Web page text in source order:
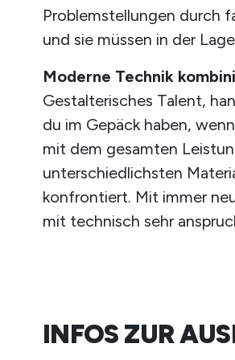
Problemstellungen durch
und sie müssen in der
Moderne Technik
Gestalterisches Talent,
du im Gepäck haben,
mit dem gesamten
unterschiedlichsten
konfrontiert. Mit immer
mit technisch sehr
INFOS ZUR